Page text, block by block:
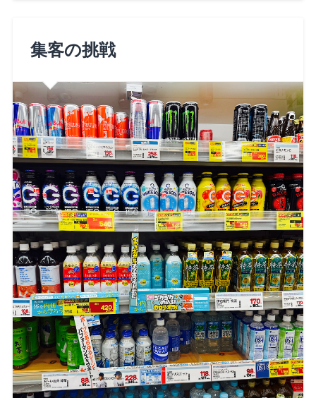
集客の挑戦